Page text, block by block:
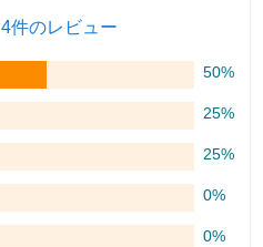
4件のレビュー
50%
25%
25%
0%
0%